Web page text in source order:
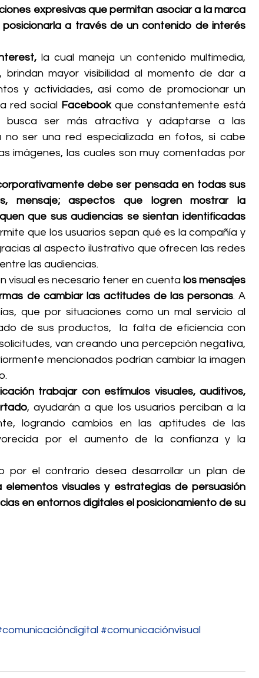
expresivas que permitan asociar a la marca
a través de un contenido de interés
la cual maneja un contenido multimedia,
mayor visibilidad al momento de dar a
y actividades, así como de promocionar un
red social Facebook que constantemente está
busca ser más atractiva y adaptarse a las
no ser una red especializada en fotos, si cabe
imágenes, las cuales son muy comentadas por
debe ser pensada en todas sus
mensaje; aspectos que logren mostrar la
que sus audiencias se sientan identificadas
que los usuarios sepan qué es la compañía y
al aspecto ilustrativo que ofrecen las redes
las audiencias.
visual es necesario tener en cuenta los mensajes
de cambiar las actitudes de las personas. A
que por situaciones como un mal servicio al
de sus productos,  la falta de eficiencia con
van creando una percepción negativa,
mencionados podrían cambiar la imagen
trabajar con estímulos visuales, auditivos,
, ayudarán a que los usuarios perciban a la
logrando cambios en las aptitudes de las
por el aumento de la confianza y la
por el contrario desea desarrollar un plan de
visuales y estrategias de persuasión
en entornos digitales el posicionamiento de su
#comunicaciónvisual